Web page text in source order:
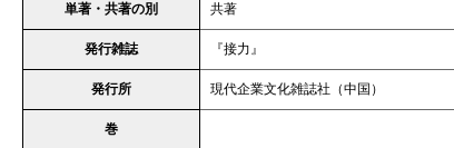
単著・共著の別 共著
発行雑誌 『接力』
発行所 現代企業文化雑誌社（中国）
巻